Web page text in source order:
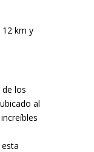
12 km y
los
al